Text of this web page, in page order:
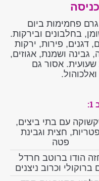
בשלב זה יש לאכול פחות מ-20 גרם פחמימות ביום
בחלבונים ובירקות.
פירות, ירקות
ושמנת, אגוזים,
שעועית. אסור גם
עם בתי ביצים,
פטריות, חצית וגבינת
פטה
הודו ברוטב חרדל
ברוקולי וכרוב ניצנים